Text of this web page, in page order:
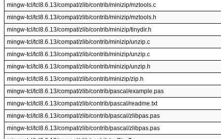
mingw-tcl/tcl8.6.13/compat/zlib/contrib/minizip/mztools.c
mingw-tcl/tcl8.6.13/compat/zlib/contrib/minizip/mztools.h
mingw-tcl/tcl8.6.13/compat/zlib/contrib/minizip/tinydir.h
mingw-tcl/tcl8.6.13/compat/zlib/contrib/minizip/unzip.c
mingw-tcl/tcl8.6.13/compat/zlib/contrib/minizip/unzip.c
mingw-tcl/tcl8.6.13/compat/zlib/contrib/minizip/unzip.h
mingw-tcl/tcl8.6.13/compat/zlib/contrib/minizip/zip.h
mingw-tcl/tcl8.6.13/compat/zlib/contrib/pascal/example.pas
mingw-tcl/tcl8.6.13/compat/zlib/contrib/pascal/readme.txt
mingw-tcl/tcl8.6.13/compat/zlib/contrib/pascal/zlibpas.pas
mingw-tcl/tcl8.6.13/compat/zlib/contrib/pascal/zlibpas.pas